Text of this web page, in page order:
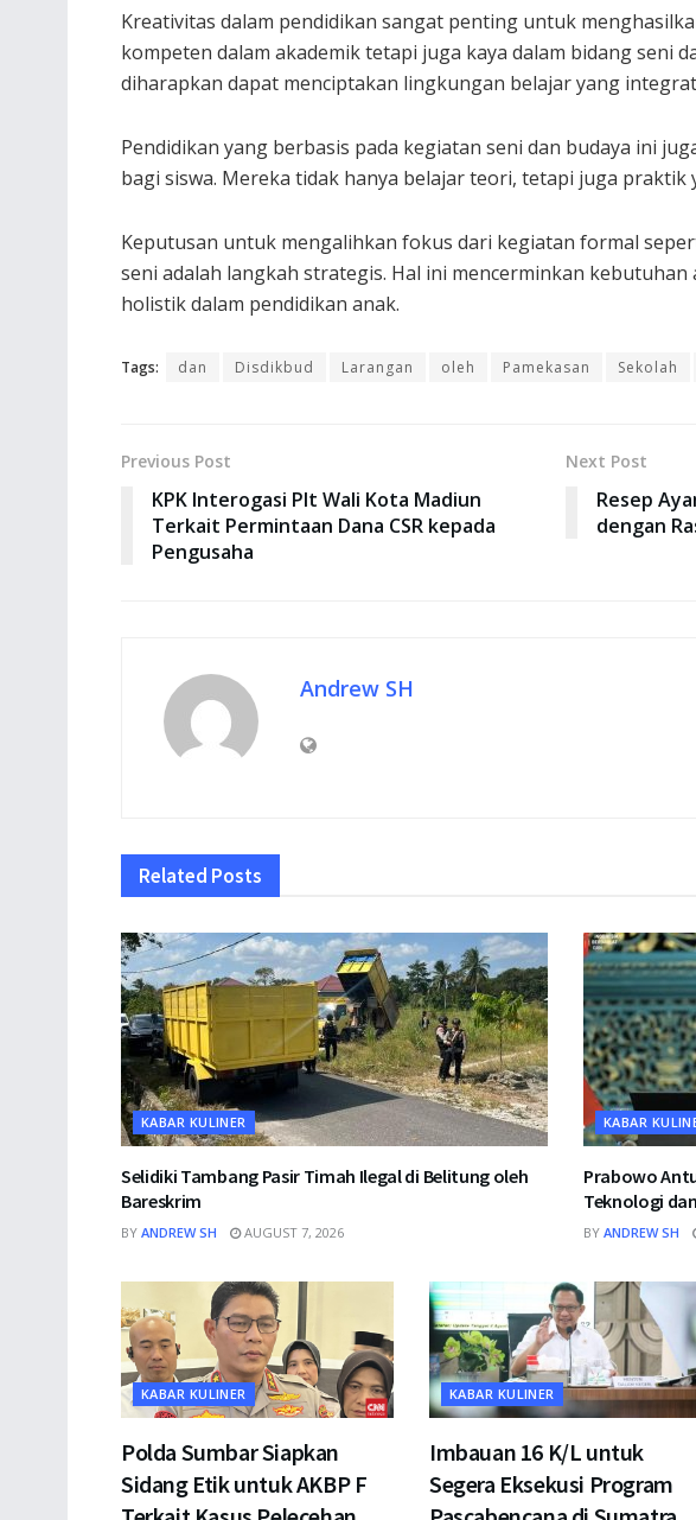
Kreativitas dalam pendidikan sangat penting untuk
kompeten dalam akademik tetapi juga kaya dalam bidang seni
diharapkan dapat menciptakan lingkungan belajar yang
Pendidikan yang berbasis pada kegiatan seni dan budaya ini
bagi siswa. Mereka tidak hanya belajar teori, tetapi juga praktik
Keputusan untuk mengalihkan fokus dari kegiatan formal
seni adalah langkah strategis. Hal ini mencerminkan
holistik dalam pendidikan anak.
Tags: dan Disdikbud Larangan oleh Pamekasan Sekolah
Previous Post
KPK Interogasi Plt Wali Kota Madiun
Terkait Permintaan Dana CSR kepada
Pengusaha
Next Post
Resep
dengan
Andrew SH
Related Posts
KABAR KULINER
Selidiki Tambang Pasir Timah Ilegal di Belitung oleh
Bareskrim
BY ANDREW SH AUGUST 7, 2026
KABAR
Prabowo
Teknologi
BY ANDREW SH
KABAR KULINER
Polda Sumbar Siapkan
Sidang Etik untuk AKBP F
KABAR KULINER
Imbauan 16 K/L untuk
Segera Eksekusi Program